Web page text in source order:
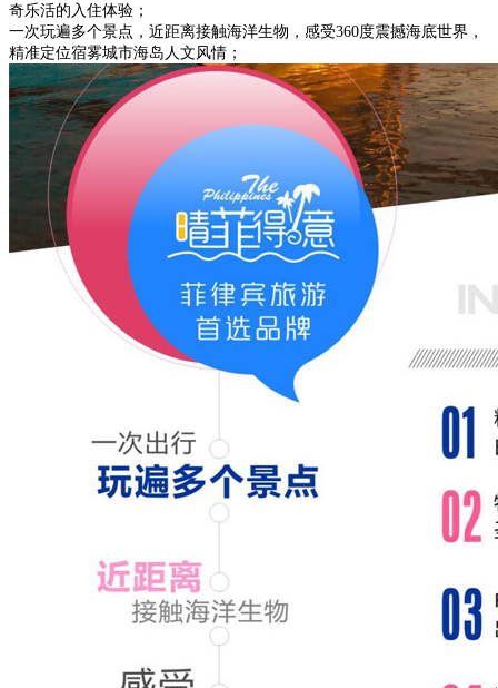
奇乐活的入住体验；
一次玩遍多个景点，近距离接触海洋生物，感受360度震撼海底世界，
精准定位宿雾城市海岛人文风情；